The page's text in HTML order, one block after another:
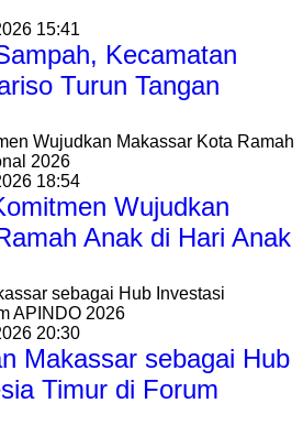
15:41
Kecamatan
Turun Tangan
18:54
Wujudkan
Anak di Hari Anak
20:30
Makassar sebagai Hub
Timur di Forum